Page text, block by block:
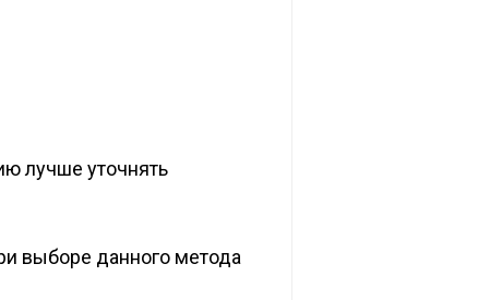
лучше уточнять
выборе данного метода